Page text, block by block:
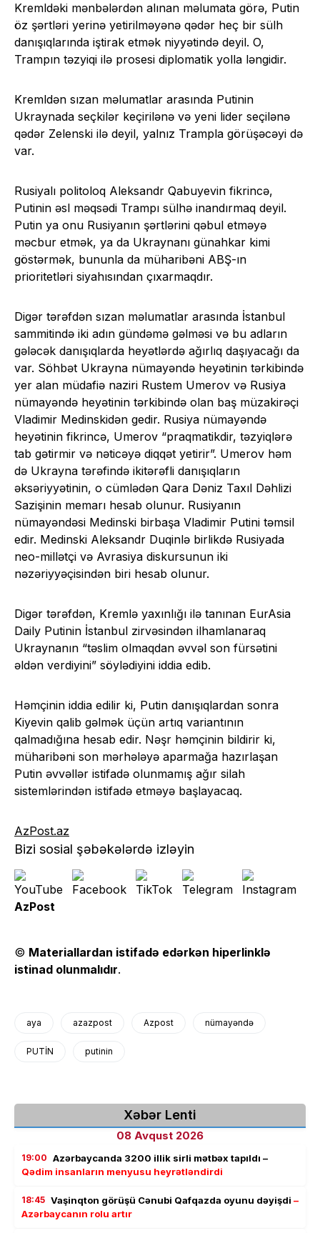
Kremldəki mənbələrdən alınan məlumata görə, Putin
öz şərtləri yerinə yetirilməyənə qədər heç bir sülh
danışıqlarında iştirak etmək niyyətində deyil. O,
Trampın təzyiqi ilə prosesi diplomatik yolla ləngidir.
Kremldən sızan məlumatlar arasında Putinin
Ukraynada seçkilər keçirilənə və yeni lider seçilənə
qədər Zelenski ilə deyil, yalnız Trampla görüşəcəyi də
var.
Rusiyalı politoloq Aleksandr Qabuyevin fikrincə,
Putinin əsl məqsədi Trampı sülhə inandırmaq deyil.
Putin ya onu Rusiyanın şərtlərini qəbul etməyə
məcbur etmək, ya da Ukraynanı günahkar kimi
göstərmək, bununla da müharibəni ABŞ-ın
prioritetləri siyahısından çıxarmaqdır.
Digər tərəfdən sızan məlumatlar arasında İstanbul
sammitində iki adın gündəmə gəlməsi və bu adların
gələcək danışıqlarda heyətlərdə ağırlıq daşıyacağı da
var. Söhbət Ukrayna nümayəndə heyətinin tərkibində
yer alan müdafiə naziri Rustem Umerov və Rusiya
nümayəndə heyətinin tərkibində olan baş müzakirəçi
Vladimir Medinskidən gedir. Rusiya nümayəndə
heyətinin fikrincə, Umerov “praqmatikdir, təzyiqlərə
tab gətirmir və nəticəyə diqqət yetirir”. Umerov həm
də Ukrayna tərəfində ikitərəfli danışıqların
əksəriyyətinin, o cümlədən Qara Dəniz Taxıl Dəhlizi
Sazişinin memarı hesab olunur. Rusiyanın
nümayəndəsi Medinski birbaşa Vladimir Putini təmsil
edir. Medinski Aleksandr Duqinlə birlikdə Rusiyada
neo-millətçi və Avrasiya diskursunun iki
nəzəriyyəçisindən biri hesab olunur.
Digər tərəfdən, Kremlə yaxınlığı ilə tanınan EurAsia
Daily Putinin İstanbul zirvəsindən ilhamlanaraq
Ukraynanın “təslim olmaqdan əvvəl son fürsətini
əldən verdiyini” söylədiyini iddia edib.
Həmçinin iddia edilir ki, Putin danışıqlardan sonra
Kiyevin qalib gəlmək üçün artıq variantının
qalmadığına hesab edir. Nəşr həmçinin bildirir ki,
müharibəni son mərhələyə aparmağa hazırlaşan
Putin əvvəllər istifadə olunmamış ağır silah
sistemlərindən istifadə etməyə başlayacaq.
AzPost.az
Bizi sosial şəbəkələrdə izləyin
AzPost
© Materiallardan istifadə edərkən hiperlinklə
istinad olunmalıdır.
aya azazpost Azpost nümayəndə
PUTİN putinin
Xəbər Lenti
08 Avqust 2026
19:00 Azərbaycanda 3200 illik sirli mətbəx tapıldı –
Qədim insanların menyusu heyrətləndirdi
18:45 Vaşinqton görüşü Cənubi Qafqazda oyunu dəyişdi –
Azərbaycanın rolu artır